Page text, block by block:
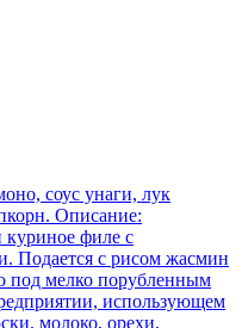
соус унаги, лук
Описание:
куриное филе с
Подается с рисом жасмин
под мелко порубленным
использующем
молоко, орехи,